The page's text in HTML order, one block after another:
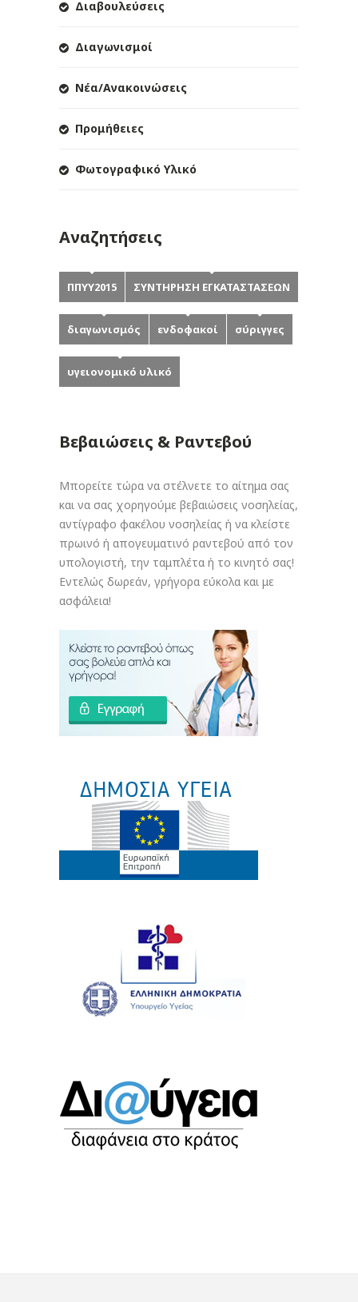
Διαβουλεύσεις
Διαγωνισμοί
Νέα/Ανακοινώσεις
Προμήθειες
Φωτογραφικό Υλικό
Αναζητήσεις
ΠΠΥΥ2015 ΣΥΝΤΗΡΗΣΗ ΕΓΚΑΤΑΣΤΑΣΕΩΝ
διαγωνισμός ενδοφακοί σύριγγες
υγειονομικό υλικό
Βεβαιώσεις & Ραντεβού
Μπορείτε τώρα να στέλνετε το αίτημα σας
και να σας χορηγούμε βεβαιώσεις νοσηλείας,
αντίγραφο φακέλου νοσηλείας ή να κλείστε
πρωινό ή απογευματινό ραντεβού από τον
υπολογιστή, την ταμπλέτα ή το κινητό σας!
Εντελώς δωρεάν, γρήγορα εύκολα και με
ασφάλεια!